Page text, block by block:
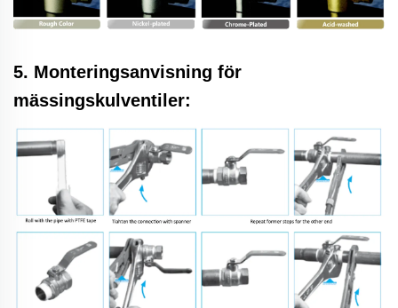
5. Monteringsanvisning för
mässingskulventiler: